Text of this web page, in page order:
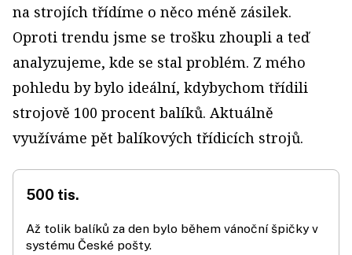
na strojích třídíme o něco méně zásilek.
Oproti trendu jsme se trošku zhoupli a teď
analyzujeme, kde se stal problém. Z mého
pohledu by bylo ideální, kdybychom třídili
strojově 100 procent balíků. Aktuálně
využíváme pět balíkových třídicích strojů.
500 tis.
Až tolik balíků za den bylo během vánoční špičky v
systému České pošty.